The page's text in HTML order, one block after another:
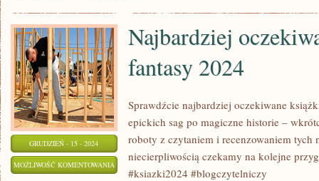
GRUDZIEŃ - 15 - 2024
MOŻLIWOŚĆ KOMENTOWANIA NAJBARDZIEJ
Najbardziej
fantasy 2024
Sprawdźcie najbardziej oczekiwane
epickich sag po magiczne historie –
roboty z czytaniem i recenzowaniem tych
niecierpliwością czekamy na kolejne
#ksiazki2024 #blogczytelniczy